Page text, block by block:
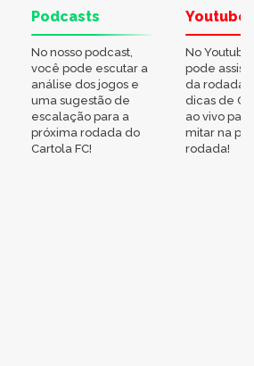
Podcasts
No nosso podcast,
você pode escutar a
análise dos jogos e
uma sugestão de
escalação para a
próxima rodada do
Cartola FC!
Youtube
No
pode
da rodada,
dicas de
ao vivo
mitar na
rodada!